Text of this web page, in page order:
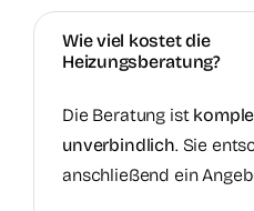
Wie viel kostet die
Heizungsberatung?
Die Beratung ist
unverbindlich. Sie
anschließend ein